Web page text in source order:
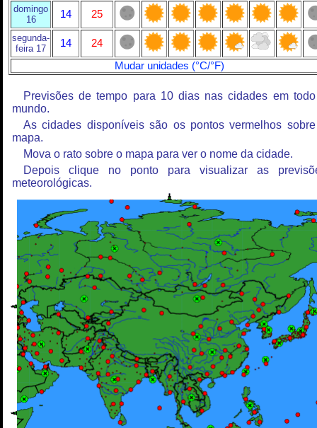
domingo
16
14 25
segunda-
feira 17
14
24
Mudar unidades (°C/°F)
Previsões de tempo para 10 dias nas cidades em
mundo.
As cidades disponíveis são os pontos vermelhos
mapa.
Mova o rato sobre o mapa para ver o nome da cidade.
Depois clique no ponto para visualizar as
meteorológicas.